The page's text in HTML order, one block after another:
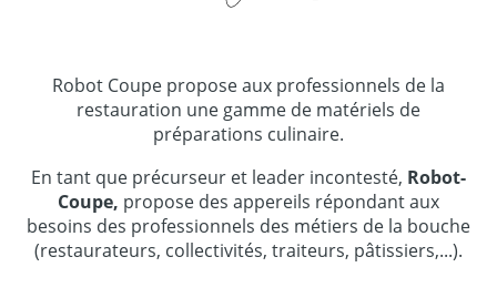
Robot Coupe propose aux professionnels de la
restauration une gamme de matériels de
préparations culinaire.
En tant que précurseur et leader incontesté, Robot-
Coupe, propose des appereils répondant aux
besoins des professionnels des métiers de la bouche
(restaurateurs, collectivités, traiteurs, pâtissiers,...).